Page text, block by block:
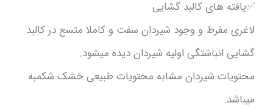
✅یافته های کالبد گشایی
لاغری مفرط و وجود شیردان سفت و کاملا متسع در کالبد
گشایی انباشتگی اولیه شیردان دیده میشود.
محتویات شیردان مشابه محتویات طبیعی خشک شکمبه
میباشد.